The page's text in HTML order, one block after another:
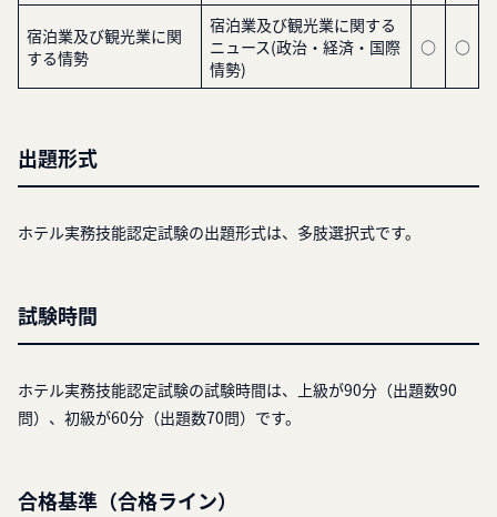
宿泊業及び観光業に関
する情勢
宿泊業及び観光業に関する
ニュース(政治・経済・国際
情勢)
○ ○
出題形式
ホテル実務技能認定試験の出題形式は、多肢選択式です。
試験時間
ホテル実務技能認定試験の試験時間は、上級が90分（出題数90
問）、初級が60分（出題数70問）です。
合格基準（合格ライン）